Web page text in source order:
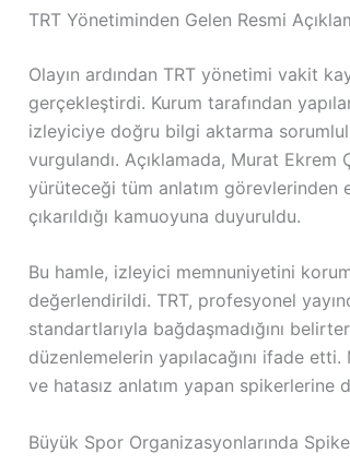
TRT Yönetiminden Gelen Resmi
Olayın ardından TRT yönetimi vakit
gerçekleştirdi. Kurum tarafından
izleyiciye doğru bilgi aktarma
vurgulandı. Açıklamada, Murat Ekrem
yürüteceği tüm anlatım
çıkarıldığı kamuoyuna duyuruldu.
Bu hamle, izleyici memnuniyetini
değerlendirildi. TRT, profesyonel
standartlarıyla bağdaşmadığını
düzenlemelerin yapılacağını ifade
ve hatasız anlatım yapan spikerlerine
Büyük Spor Organizasyonlarında